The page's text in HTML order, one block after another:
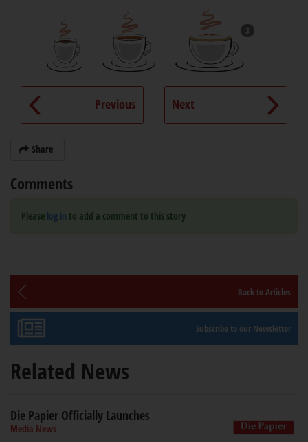
3
Previous Next
Share
Comments
Please log in to add a comment to this story
Back to Articles
Subscribe to our Newsletter
Related News
Die Papier Officially Launches
Media News